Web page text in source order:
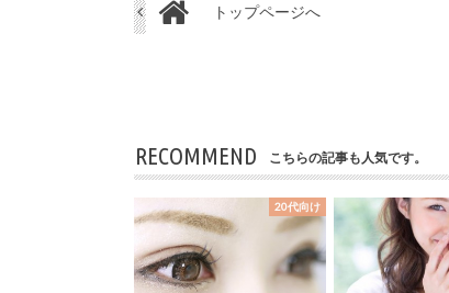
トップページへ
RECOMMEND こちらの記事も人気です。
20代向け